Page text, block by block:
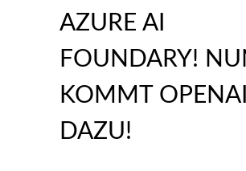
AZURE AI
FOUNDARY!
KOMMT OPENAI
DAZU!